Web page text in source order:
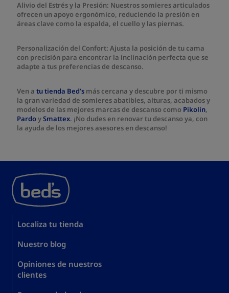
Alivio del Estrés y la Presión: Nuestros somieres articulados
ofrecen un apoyo ergonómico, reduciendo la presión en
áreas clave como la espalda, el cuello y las piernas.
Personalización del Confort: Ajusta la posición de tu cama
con precisión para encontrar la inclinación perfecta que se
adapte a tus preferencias de descanso.
Ven a tu tienda Bed’smás cercana y descubre por ti mismo
la gran variedad de somieres abatibles, alturas, acabados y
modelos de las mejores marcas de descanso como Pikolin,
PardoySmattex. ¡No dudes en renovar tu descanso ya, con
la ayuda de los mejores asesores en descanso!
Localiza tu tienda
Nuestro blog
Opiniones de nuestros
clientes